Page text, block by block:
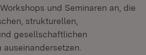
und Seminaren an, die
strukturellen,
gesellschaftlichen